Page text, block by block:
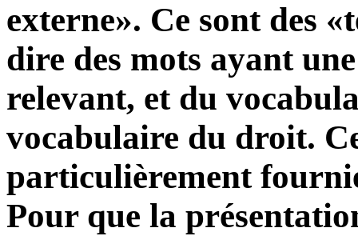
externe». Ce sont des
dire des mots ayant
relevant, et du
vocabulaire du droit.
particulièrement
Pour que la